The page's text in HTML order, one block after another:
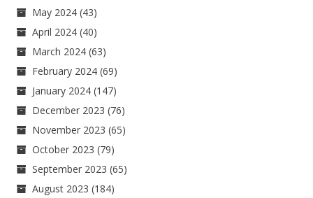
May 2024 (43)
April 2024 (40)
March 2024 (63)
February 2024 (69)
January 2024 (147)
December 2023 (76)
November 2023 (65)
October 2023 (79)
September 2023 (65)
August 2023 (184)